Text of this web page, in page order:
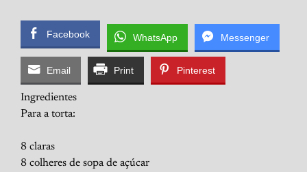
Facebook WhatsApp Messenger
Email Print Pinterest
Ingredientes
Para a torta:
8 claras
8 colheres de sopa de açúcar